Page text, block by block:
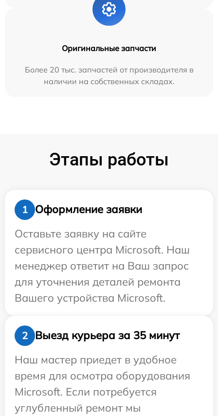
Оригинальные запчасти
Более 20 тыс. запчастей от производителя в
наличии на собственных складах.
Этапы работы
1
Оформление заявки
Оставьте заявку на сайте
сервисного центра Microsoft. Наш
менеджер ответит на Ваш запрос
для уточнения деталей ремонта
Вашего устройства Microsoft.
2
Выезд курьера за 35 минут
Наш мастер приедет в удобное
время для осмотра оборудования
Microsoft. Если потребуется
углубленный ремонт мы